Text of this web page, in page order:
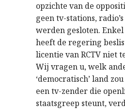
opzichte van de
geen tv-stations,
werden gesloten.
heeft de regering
licentie van RCTV niet
Wij vragen u, welk
‘democratisch’ land
een tv-zender die
staatsgreep steunt,